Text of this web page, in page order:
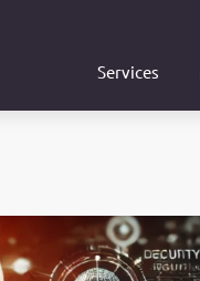
Services